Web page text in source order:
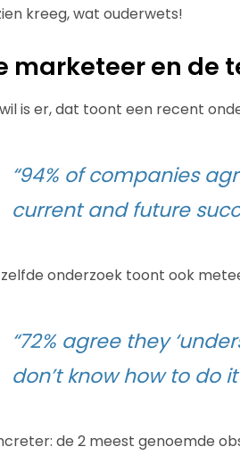
kreeg, wat ouderwets!
marketeer en de
is er, dat toont een recent
“94% of companies
current and future
onderzoek toont ook
“72% agree they
don’t know how to do
de 2 meest genoemde